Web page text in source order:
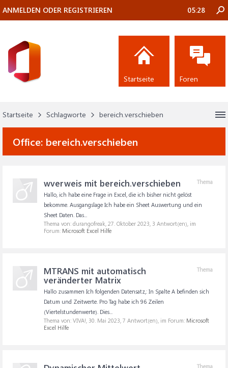
Startseite Schlagworte bereich.verschieben
Office: bereich.verschieben
Thema
wverweis mit bereich.verschieben
Hallo, ich habe eine Frage in Excel, die ich bisher nicht gelöst
bekomme. Ausgangslage Ich habe ein Sheet Auswertung und ein
Sheet Daten. Das...
Thema von: durangofreak, 27. Oktober 2023, 3 Antwort(en), im
Forum: Microsoft Excel Hilfe
Thema
MTRANS mit automatisch
veränderter Matrix
Hallo zusammen Ich folgenden Datensatz,: In Spalte A befinden sich
Datum und Zeitwerte. Pro Tag habe ich 96 Zeilen
(Viertelstundenwerte). Dies...
Thema von: VIVA!, 30. Mai 2023, 7 Antwort(en), im Forum: Microsoft
Excel Hilfe
Thema
ANMELDEN ODER REGISTRIEREN 05:28
Startseite Foren